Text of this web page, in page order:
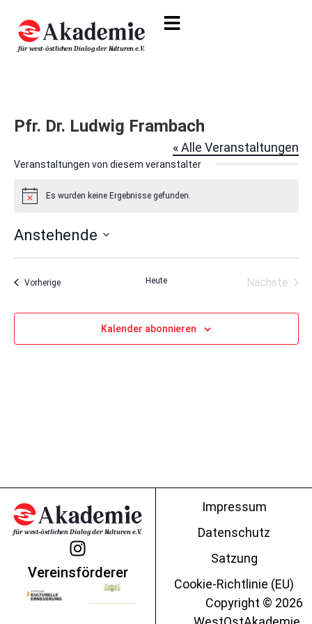
Pfr. Dr. Ludwig Frambach
« Alle Veranstaltungen
Veranstaltungen von diesem veranstalter
HinweisEs wurden keine Ergebnisse gefunden.
Anstehende
VorherigeVeranstaltungen Heute Nächste
Kalender abonnieren
Vereinsförderer
Impressum
Datenschutz
Satzung
Cookie-Richtlinie (EU)
Copyright © 2026